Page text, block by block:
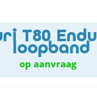
T80
loopband
op aanvraag